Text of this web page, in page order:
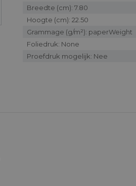
Breedte (cm): 7.80
Hoogte (cm): 22.50
Grammage (g/m²): paperWeight
Foliedruk: None
Proefdruk mogelijk: Nee